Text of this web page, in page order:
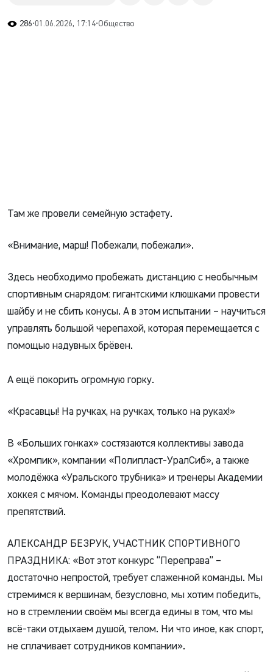
286•01.06.2026, 17:14•Общество
Там же провели семейную эстафету.
«Внимание, марш! Побежали, побежали».
Здесь необходимо пробежать дистанцию с необычным
спортивным снарядом: гигантскими клюшками провести
шайбу и не сбить конусы. А в этом испытании – научиться
управлять большой черепахой, которая перемещается с
помощью надувных брёвен.
А ещё покорить огромную горку.
«Красавцы! На ручках, на ручках, только на руках!»
В «Больших гонках» состязаются коллективы завода
«Хромпик», компании «Полипласт-УралСиб», а также
молодёжка «Уральского трубника» и тренеры Академии
хоккея с мячом. Команды преодолевают массу
препятствий.
АЛЕКСАНДР БЕЗРУК, УЧАСТНИК СПОРТИВНОГО
ПРАЗДНИКА: «Вот этот конкурс “Переправа” –
достаточно непростой, требует слаженной команды. Мы
стремимся к вершинам, безусловно, мы хотим победить,
но в стремлении своём мы всегда едины в том, что мы
всё-таки отдыхаем душой, телом. Ни что иное, как спорт,
не сплачивает сотрудников компании».